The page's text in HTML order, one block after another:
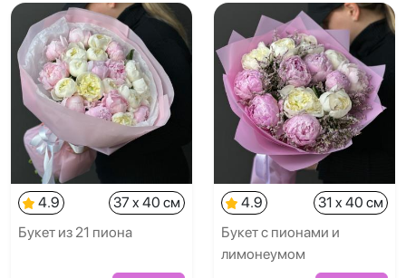
4.9
37 x 40 см
Букет из 21 пиона
4.9
31 x 40 см
Букет с пионами и
лимонеумом